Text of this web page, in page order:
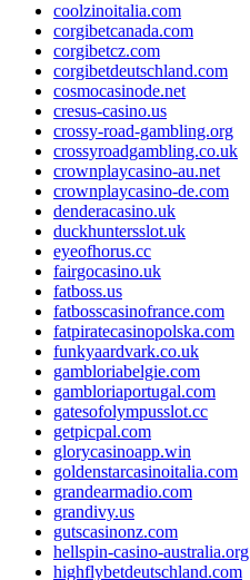
coolzinoitalia.com
corgibetcanada.com
corgibetcz.com
corgibetdeutschland.com
cosmocasinode.net
cresus-casino.us
crossy-road-gambling.org
crossyroadgambling.co.uk
crownplaycasino-au.net
crownplaycasino-de.com
denderacasino.uk
duckhuntersslot.uk
eyeofhorus.cc
fairgocasino.uk
fatboss.us
fatbosscasinofrance.com
fatpiratecasinopolska.com
funkyaardvark.co.uk
gambloriabelgie.com
gambloriaportugal.com
gatesofolympusslot.cc
getpicpal.com
glorycasinoapp.win
goldenstarcasinoitalia.com
grandearmadio.com
grandivy.us
gutscasinonz.com
hellspin-casino-australia.org
highflybetdeutschland.com